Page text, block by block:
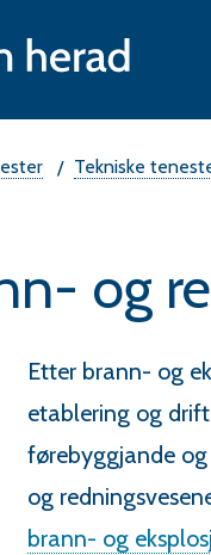
Tekniske
og
Etter brann- og
etablering og
førebyggjande
og
brann- og